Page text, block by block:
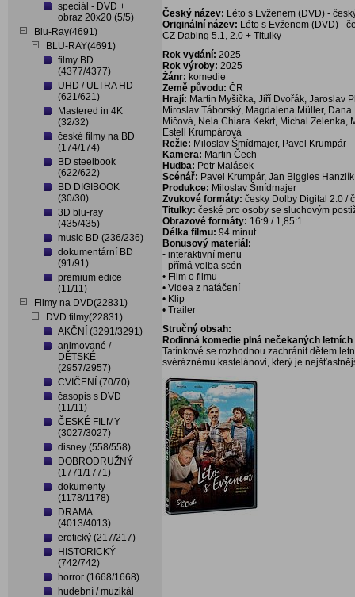
speciál - DVD +
obraz 20x20 (5/5)
Blu-Ray(4691)
BLU-RAY(4691)
filmy BD
(4377/4377)
UHD / ULTRA HD
(621/621)
Mastered in 4K
(32/32)
české filmy na BD
(174/174)
BD steelbook
(622/622)
BD DIGIBOOK
(30/30)
3D blu-ray
(435/435)
music BD (236/236)
dokumentární BD
(91/91)
premium edice
(11/11)
Filmy na DVD(22831)
DVD filmy(22831)
AKČNÍ (3291/3291)
animované /
DĚTSKÉ
(2957/2957)
CVIČENÍ (70/70)
časopis s DVD
(11/11)
ČESKÉ FILMY
(3027/3027)
disney (558/558)
DOBRODRUŽNÝ
(1771/1771)
dokumenty
(1178/1178)
DRAMA
(4013/4013)
erotický (217/217)
HISTORICKÝ
(742/742)
horror (1668/1668)
hudební / muzikál
Český název: Léto s Evženem (DVD) -
Originální název: Léto s Evženem (DVD) -
CZ Dabing 5.1, 2.0 + Titulky
Rok vydání: 2025
Rok výroby: 2025
Žánr: komedie
Země původu: ČR
Hrají: Martin Myšička, Jiří Dvořák, Jaroslav
Miroslav Táborský, Magdalena Müller,
Míčová, Nela Chiara Kekrt, Michal Zelenka,
Estell Krumpárová
Režie: Miloslav Šmídmajer, Pavel Krumpár
Kamera: Martin Čech
Hudba: Petr Malásek
Scénář: Pavel Krumpár, Jan Biggles
Produkce: Miloslav Šmídmajer
Zvukové formáty: česky Dolby Digital 2.0 /
Titulky: české pro osoby se sluchovým
Obrazové formáty: 16:9 / 1,85:1
Délka filmu: 94 minut
Bonusový materiál:
- interaktivní menu
- přímá volba scén
• Film o filmu
• Videa z natáčení
• Klip
• Trailer
Stručný obsah:
Rodinná komedie plná nečekaných
Tatínkové se rozhodnou zachránit dětem
svéráznému kastelánovi, který je